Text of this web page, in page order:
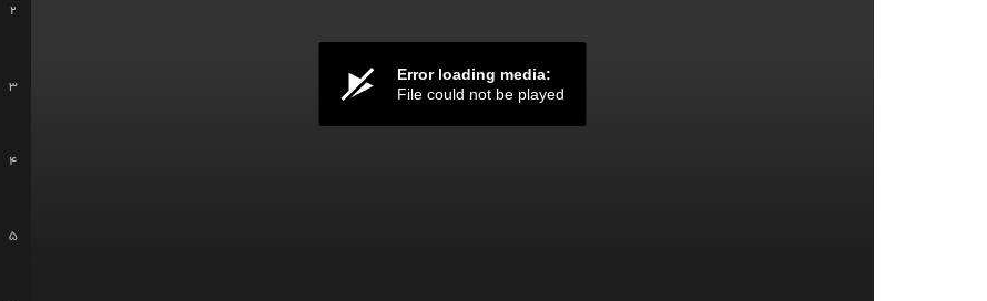
Error loading media:
File could not be played
2
3
4
5